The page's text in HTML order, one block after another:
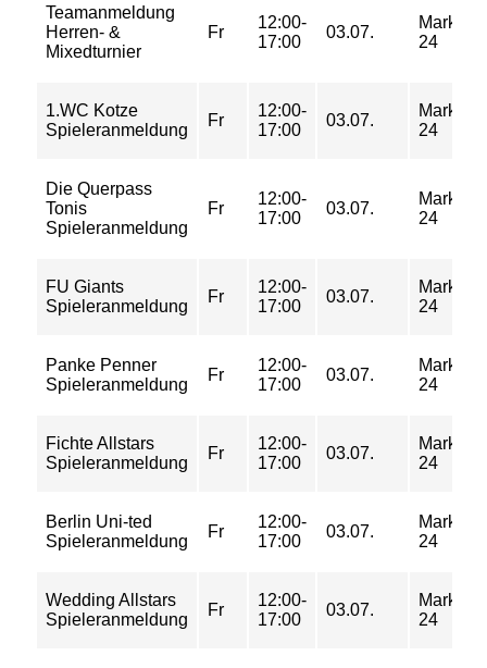
Teamanmeldung
Herren- &
Mixedturnier
Fr
12:00-
17:00
03.07.
24
1.WC Kotze
Spieleranmeldung
Fr
12:00-
17:00
03.07.
24
Die Querpass
Tonis
Spieleranmeldung
Fr
12:00-
17:00
03.07.
24
FU Giants
Spieleranmeldung
Fr
12:00-
17:00
03.07.
24
Panke Penner
Spieleranmeldung
Fr
12:00-
17:00
03.07.
24
Fichte Allstars
Spieleranmeldung
Fr
12:00-
17:00
03.07.
24
Berlin Uni-ted
Spieleranmeldung
Fr
12:00-
17:00
03.07.
24
Wedding Allstars
Spieleranmeldung
Fr
12:00-
17:00
03.07.
24